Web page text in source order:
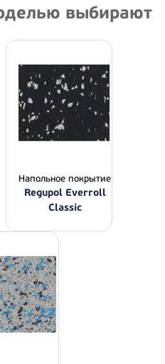
выбирают
Напольное покрытие
Regupol Everroll
Classic